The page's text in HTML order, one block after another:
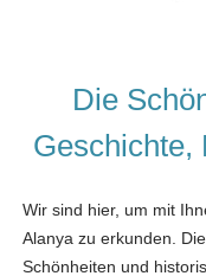
Die
Geschichte,
Wir sind hier, um mit
Alanya zu erkunden.
Schönheiten und